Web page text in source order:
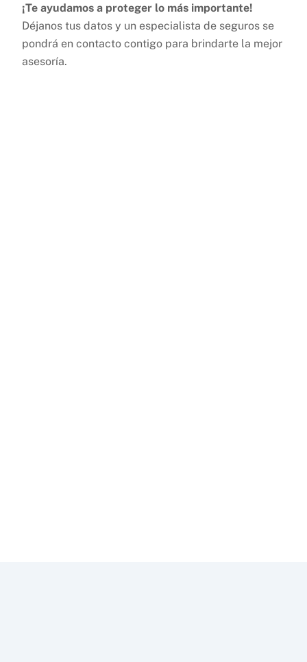
¡Te ayudamos a proteger lo más importante!
Déjanos tus datos y un especialista de seguros se
pondrá en contacto contigo para brindarte la mejor
asesoría.